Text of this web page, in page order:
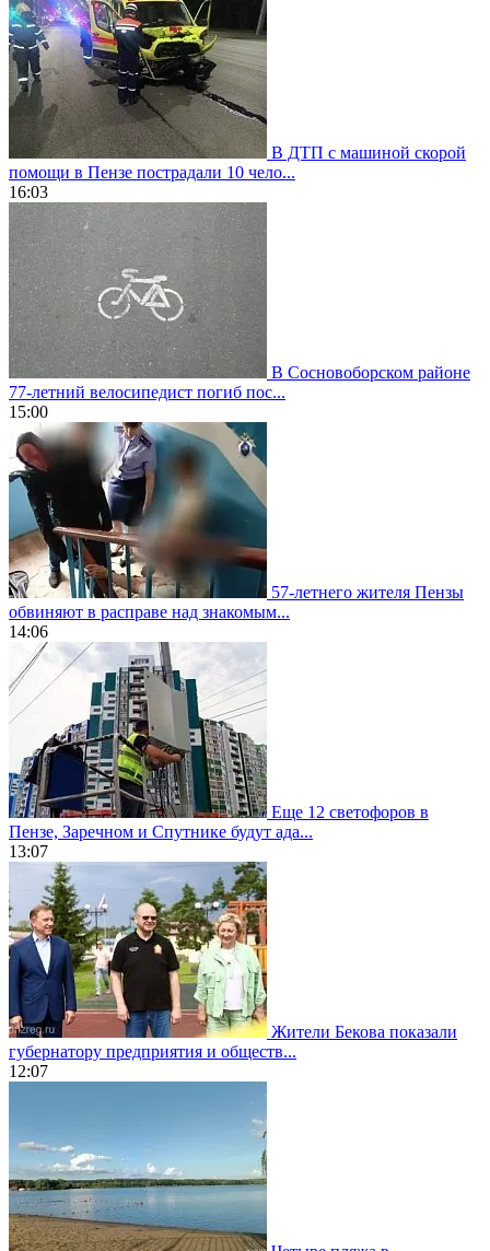
В ДТП с машиной скорой
помощи в Пензе пострадали 10 чело...
16:03
В Сосновоборском районе
77-летний велосипедист погиб пос...
15:00
57-летнего жителя Пензы
обвиняют в расправе над знакомым...
14:06
Еще 12 светофоров в
Пензе, Заречном и Спутнике будут ада...
13:07
Жители Бекова показали
губернатору предприятия и обществ...
12:07